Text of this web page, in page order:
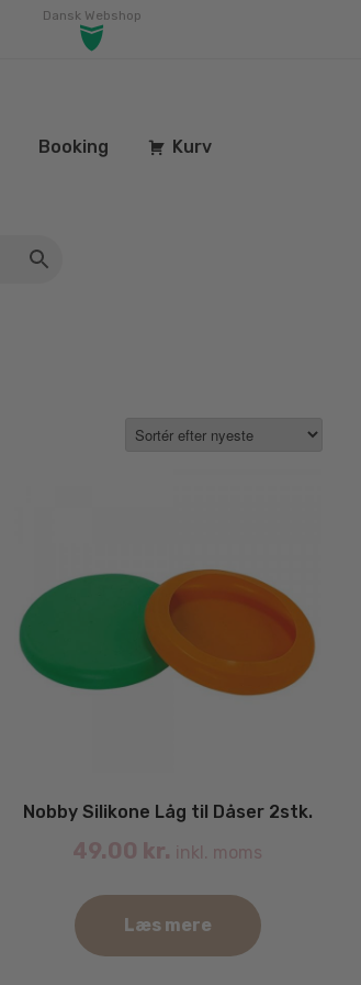
Dansk Webshop
Booking Kurv
Nobby Silikone Låg til Dåser 2stk.
49.00 kr. inkl. moms
Læs mere